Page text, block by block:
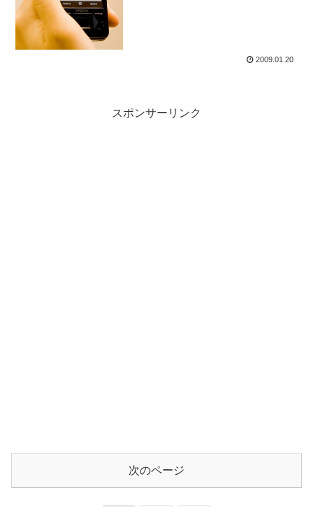
2009.01.20
スポンサーリンク
次のページ